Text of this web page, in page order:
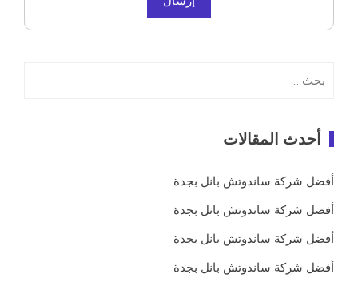
عن:
أحدث المقالات
أفضل شركة ساندوتش بانل بجدة
أفضل شركة ساندوتش بانل بجدة
أفضل شركة ساندوتش بانل بجدة
أفضل شركة ساندوتش بانل بجدة